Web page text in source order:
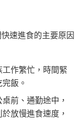
速進食的主要原因
作繁忙，時間緊
飯。
前、通勤途中，
放慢進食速度，